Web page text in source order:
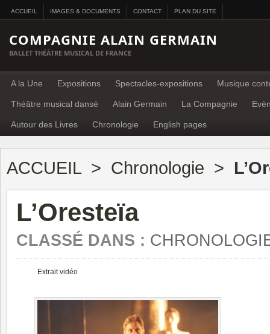
ACCUEIL IMAGES & DOCUMENTS CONTACT PLAN DU SITE
COMPAGNIE ALAIN GERMAIN
BALLET THÉÂTRE MUSICAL DE FRANCE
A la Une Expositions Spectacles-expositions Musique
Théâtre musical dansé Alain Germain La Compagnie
Autour des Livres Chronologie English pages
ACCUEIL> Chronologie >
L’Oresteïa
CLASSÉ DANS :
Extrait vidéo